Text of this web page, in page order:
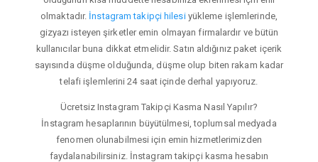
olmaktadır. İnstagram takipçi hilesiyükleme işlemlerinde,
gizyazı isteyen şirketler emin olmayan firmalardır ve bütün
kullanıcılar buna dikkat etmelidir. Satın aldığınız paket içerik
sayısında düşme olduğunda, düşme olup biten rakam kadar
telafi işlemlerini 24 saat içinde derhal yapıyoruz.
Ücretsiz Instagram Takipçi Kasma Nasıl Yapılır?
İnstagram hesaplarının büyütülmesi, toplumsal medyada
fenomen olunabilmesi için emin hizmetlerimizden
faydalanabilirsiniz. İnstagram takipçi kasma hesabın